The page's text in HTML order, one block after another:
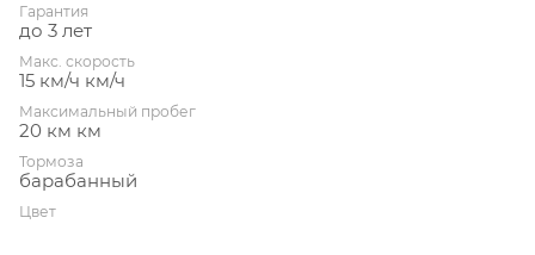
Гарантия
до 3 лет
Макс. скорость
15 км/ч км/ч
Максимальный пробег
20 км км
Тормоза
барабанный
Цвет